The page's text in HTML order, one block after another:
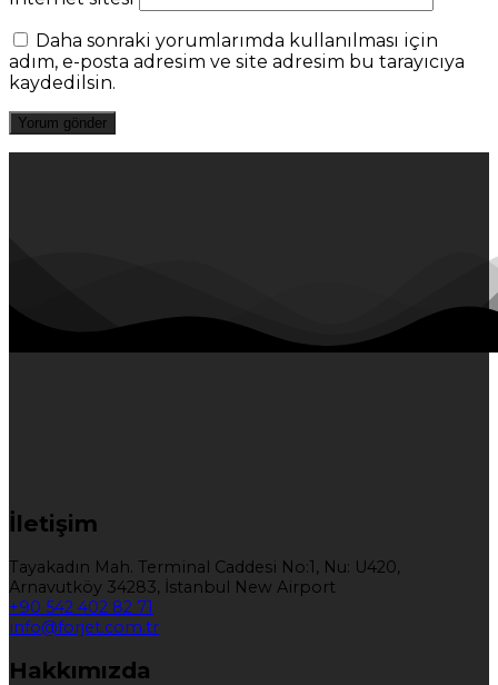
Daha sonraki yorumlarımda kullanılması için
adım, e-posta adresim ve site adresim bu tarayıcıya
kaydedilsin.
İletişim
Tayakadın Mah. Terminal Caddesi No:1, Nu: U420,
Arnavutköy 34283, İstanbul New Airport
+90 542 402 82 71
info@forjet.com.tr
Hakkımızda